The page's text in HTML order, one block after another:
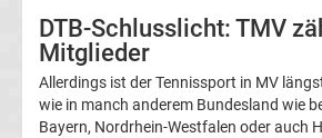
Ergebnisse
2.
DTB-Schlusslicht: TMV
Mitglieder
Allerdings ist der Tennissport in MV
wie in manch anderem Bundesland wie
Bayern, Nordrhein-Westfalen oder auch